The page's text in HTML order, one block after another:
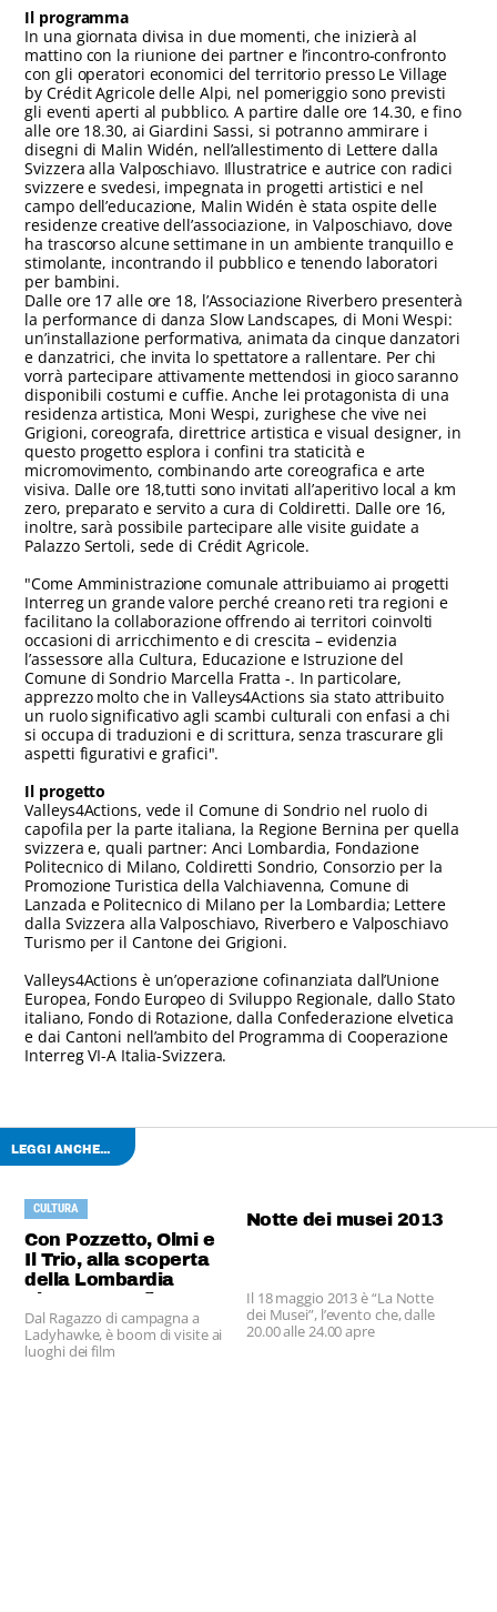
Il programma
In una giornata divisa in due momenti, che inizierà al
mattino con la riunione dei partner e l’incontro-confronto
con gli operatori economici del territorio presso Le Village
by Crédit Agricole delle Alpi, nel pomeriggio sono previsti
gli eventi aperti al pubblico. A partire dalle ore 14.30, e fino
alle ore 18.30, ai Giardini Sassi, si potranno ammirare i
disegni di Malin Widén, nell’allestimento di Lettere dalla
Svizzera alla Valposchiavo. Illustratrice e autrice con radici
svizzere e svedesi, impegnata in progetti artistici e nel
campo dell’educazione, Malin Widén è stata ospite delle
residenze creative dell’associazione, in Valposchiavo, dove
ha trascorso alcune settimane in un ambiente tranquillo e
stimolante, incontrando il pubblico e tenendo laboratori
per bambini.
Dalle ore 17 alle ore 18, l’Associazione Riverbero presenterà
la performance di danza Slow Landscapes, di Moni Wespi:
un’installazione performativa, animata da cinque danzatori
e danzatrici, che invita lo spettatore a rallentare. Per chi
vorrà partecipare attivamente mettendosi in gioco saranno
disponibili costumi e cuffie. Anche lei protagonista di una
residenza artistica, Moni Wespi, zurighese che vive nei
Grigioni, coreografa, direttrice artistica e visual designer, in
questo progetto esplora i confini tra staticità e
micromovimento, combinando arte coreografica e arte
visiva. Dalle ore 18,tutti sono invitati all’aperitivo local a km
zero, preparato e servito a cura di Coldiretti. Dalle ore 16,
inoltre, sarà possibile partecipare alle visite guidate a
Palazzo Sertoli, sede di Crédit Agricole.
"Come Amministrazione comunale attribuiamo ai progetti
Interreg un grande valore perché creano reti tra regioni e
facilitano la collaborazione offrendo ai territori coinvolti
occasioni di arricchimento e di crescita – evidenzia
l’assessore alla Cultura, Educazione e Istruzione del
Comune di Sondrio Marcella Fratta -. In particolare,
apprezzo molto che in Valleys4Actions sia stato attribuito
un ruolo significativo agli scambi culturali con enfasi a chi
si occupa di traduzioni e di scrittura, senza trascurare gli
aspetti figurativi e grafici".
Il progetto
Valleys4Actions, vede il Comune di Sondrio nel ruolo di
capofila per la parte italiana, la Regione Bernina per quella
svizzera e, quali partner: Anci Lombardia, Fondazione
Politecnico di Milano, Coldiretti Sondrio, Consorzio per la
Promozione Turistica della Valchiavenna, Comune di
Lanzada e Politecnico di Milano per la Lombardia; Lettere
dalla Svizzera alla Valposchiavo, Riverbero e Valposchiavo
Turismo per il Cantone dei Grigioni.
Valleys4Actions è un’operazione cofinanziata dall’Unione
Europea, Fondo Europeo di Sviluppo Regionale, dallo Stato
italiano, Fondo di Rotazione, dalla Confederazione elvetica
e dai Cantoni nell’ambito del Programma di Cooperazione
Interreg VI-A Italia-Svizzera.
LEGGI ANCHE...
CULTURA
Con Pozzetto, Olmi e
Il Trio, alla scoperta
della Lombardia
cinematografica
Dal Ragazzo di campagna a
Ladyhawke, è boom di visite ai
luoghi dei film
Notte dei musei 2013
Il 18 maggio 2013 è “La Notte
dei Musei”, l’evento che, dalle
20.00 alle 24.00 apre